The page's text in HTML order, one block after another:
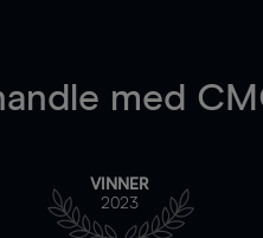
med
VINNER
2023